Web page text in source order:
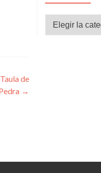
de
→
Categorías